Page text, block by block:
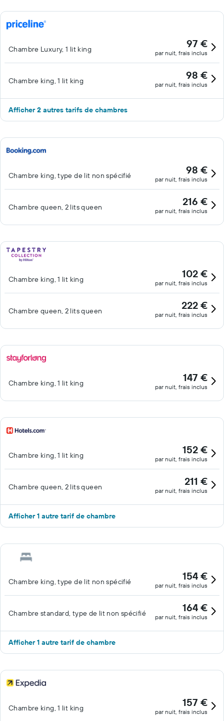
Chambre Luxury, 1 lit king 97 €
par nuit, frais inclus
Chambre king, 1 lit king 98 €
par nuit, frais inclus
Afficher 2 autres tarifs de chambres
Chambre king, type de lit non spécifié 98 €
par nuit, frais inclus
Chambre queen, 2 lits queen 216 €
par nuit, frais inclus
Chambre king, 1 lit king 102 €
par nuit, frais inclus
Chambre queen, 2 lits queen 222 €
par nuit, frais inclus
Chambre king, 1 lit king 147 €
par nuit, frais inclus
Chambre king, 1 lit king 152 €
par nuit, frais inclus
Chambre queen, 2 lits queen 211 €
par nuit, frais inclus
Afficher 1 autre tarif de chambre
Chambre king, type de lit non spécifié 154 €
par nuit, frais inclus
Chambre standard, type de lit non spécifié 164 €
par nuit, frais inclus
Afficher 1 autre tarif de chambre
Chambre king, 1 lit king 157 €
par nuit, frais inclus